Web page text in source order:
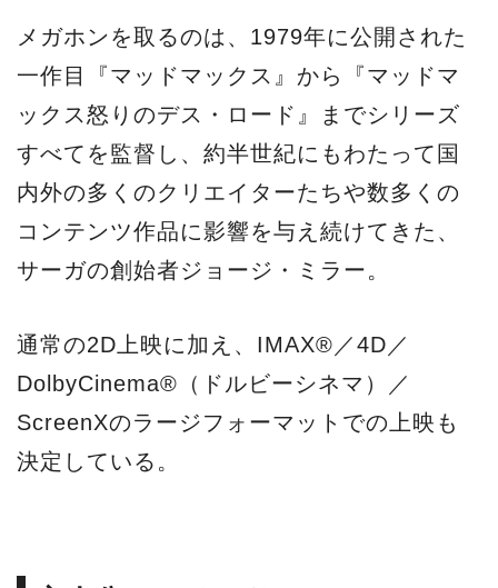
メガホンを取るのは、1979年に公開された
一作目『マッドマックス』から『マッドマ
ックス怒りのデス・ロード』までシリーズ
すべてを監督し、約半世紀にもわたって国
内外の多くのクリエイターたちや数多くの
コンテンツ作品に影響を与え続けてきた、
サーガの創始者ジョージ・ミラー。
通常の2D上映に加え、IMAX®／4D／
DolbyCinema®（ドルビーシネマ）／
ScreenXのラージフォーマットでの上映も
決定している。